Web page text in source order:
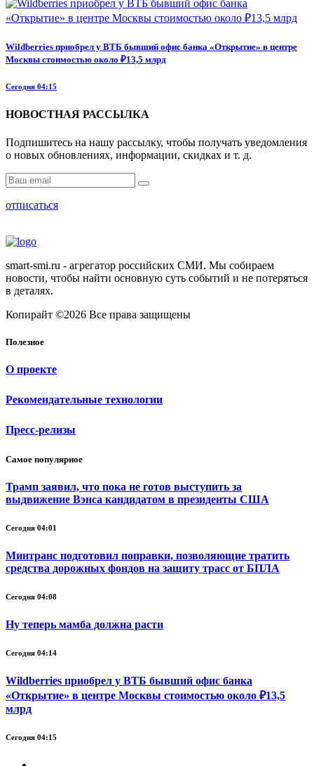
Wildberries приобрел у ВТБ бывший офис банка «Открытие» в центре
Москвы стоимостью около ₽13,5 млрд
Сегодня 04:15
НОВОСТНАЯ РАССЫЛКА
Подпишитесь на нашу рассылку, чтобы получать уведомления
о новых обновлениях, информации, скидках и т. д.
отписаться
smart-smi.ru - агрегатор российских СМИ. Мы собираем
новости, чтобы найти основную суть событий и не потеряться
в деталях.
Копирайт ©2026 Все права защищены
Полезное
О проекте
Рекомендательные технологии
Пресс-релизы
Самое популярное
Трамп заявил, что пока не готов выступить за
выдвижение Вэнса кандидатом в президенты США
Сегодня 04:01
Минтранс подготовил поправки, позволяющие тратить
средства дорожных фондов на защиту трасс от БПЛА
Сегодня 04:08
Ну теперь мамба должна расти
Сегодня 04:14
Wildberries приобрел у ВТБ бывший офис банка
«Открытие» в центре Москвы стоимостью около ₽13,5
млрд
Сегодня 04:15